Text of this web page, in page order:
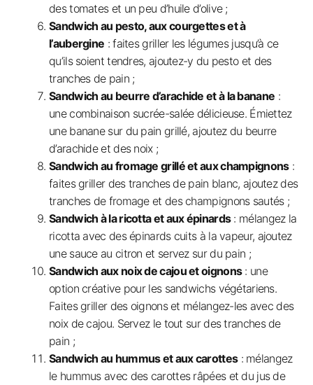
des tomates et un peu d’huile d’olive ;
Sandwich au pesto, aux courgettes et à
l’aubergine : faites griller les légumes jusqu’à ce
qu’ils soient tendres, ajoutez-y du pesto et des
tranches de pain ;
Sandwich au beurre d’arachide et à la banane :
une combinaison sucrée-salée délicieuse. Émiettez
une banane sur du pain grillé, ajoutez du beurre
d’arachide et des noix ;
Sandwich au fromage grillé et aux champignons:
faites griller des tranches de pain blanc, ajoutez des
tranches de fromage et des champignons sautés ;
Sandwich à la ricotta et aux épinards: mélangez la
ricotta avec des épinards cuits à la vapeur, ajoutez
une sauce au citron et servez sur du pain ;
Sandwich aux noix de cajou et oignons: une
option créative pour les sandwichs végétariens.
Faites griller des oignons et mélangez-les avec des
noix de cajou. Servez le tout sur des tranches de
pain ;
Sandwich au hummus et aux carottes: mélangez
le hummus avec des carottes râpées et du jus de